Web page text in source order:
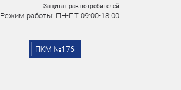
Защита прав потребителей
Режим работы: ПН-ПТ 09:00-18:00